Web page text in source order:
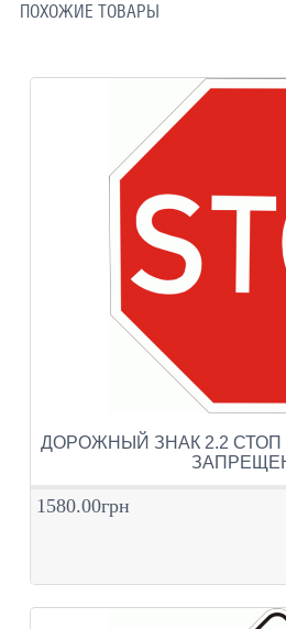
ПОХОЖИЕ ТОВАРЫ
ДОРОЖНЫЙ ЗНАК 2.2
1580.00грн